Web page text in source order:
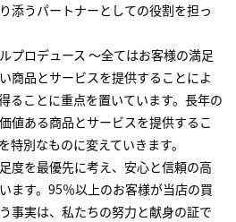
添うパートナーとしての役割を担っ
プロデュース ～全てはお客様の満足
商品とサービスを提供することによ
ることに重点を置いています。長年の
値ある商品とサービスを提供するこ
特別なものに変えていきます。
度を最優先に考え、安心と信頼の高
ます。95％以上のお客様が当店の買
事実は、私たちの努力と献身の証で